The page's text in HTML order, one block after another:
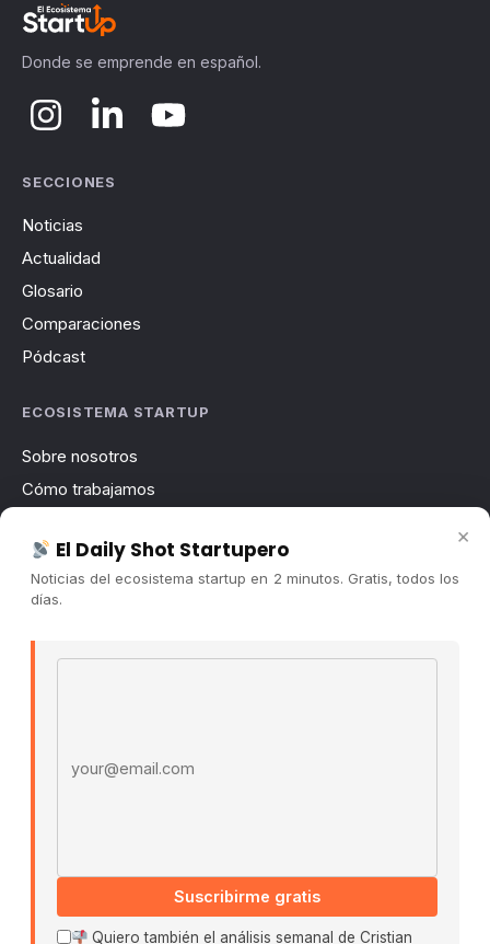
Donde se emprende en español.
SECCIONES
Noticias
Actualidad
Glosario
Comparaciones
Pódcast
ECOSISTEMA STARTUP
Sobre nosotros
Cómo trabajamos
Contacto
Publicidad
Políticas De Privacidad · Términos De Uso
×
El Daily Shot Startupero
Noticias del ecosistema startup en 2 minutos. Gratis, todos los
días.
Suscribirme gratis
Quiero también el análisis semanal de Cristian